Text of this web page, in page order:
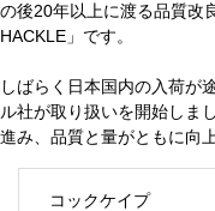
の後20年以上に渡る品質改
HACKLE」です。
しばらく日本国内の入荷が
ル社が取り扱いを開始しま
進み、品質と量がともに向
コックケイプ